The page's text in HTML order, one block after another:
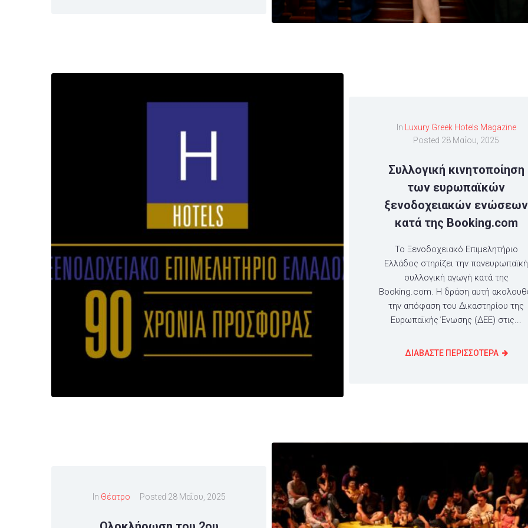
In
Luxury Greek Hotels Magazine
Posted 28 Μαΐου, 2025
Συλλογική κινητοποίηση
των ευρωπαϊκών
ξενοδοχειακών ενώσεων
κατά της Booking.com
Το Ξενοδοχειακό Επιμελητήριο
Ελλάδος στηρίζει την πανευρωπαϊκή
συλλογική αγωγή κατά της
Booking.com. Η δράση αυτή
την απόφαση του Δικαστηρίου της
Ευρωπαϊκής Ένωσης (ΔΕΕ) στις...
ΔΙΑΒΑΣΤΕ ΠΕΡΙΣΣΟΤΕΡΑ
In Θέατρο Posted 28 Μαΐου, 2025